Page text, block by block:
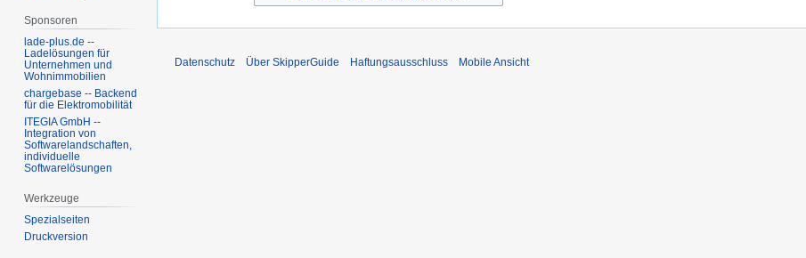
Sponsoren
lade-plus.de --
Ladelösungen für
Unternehmen und
Wohnimmobilien
chargebase -- Backend
für die Elektromobilität
ITEGIA GmbH --
Integration von
Softwarelandschaften,
individuelle
Softwarelösungen
Werkzeuge
Spezialseiten
Druckversion
Datenschutz Über SkipperGuide Haftungsausschluss Mobile Ansicht